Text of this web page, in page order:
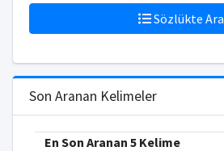
Sözlükte Ara
Son Aranan Kelimeler
En Son Aranan 5 Kelime